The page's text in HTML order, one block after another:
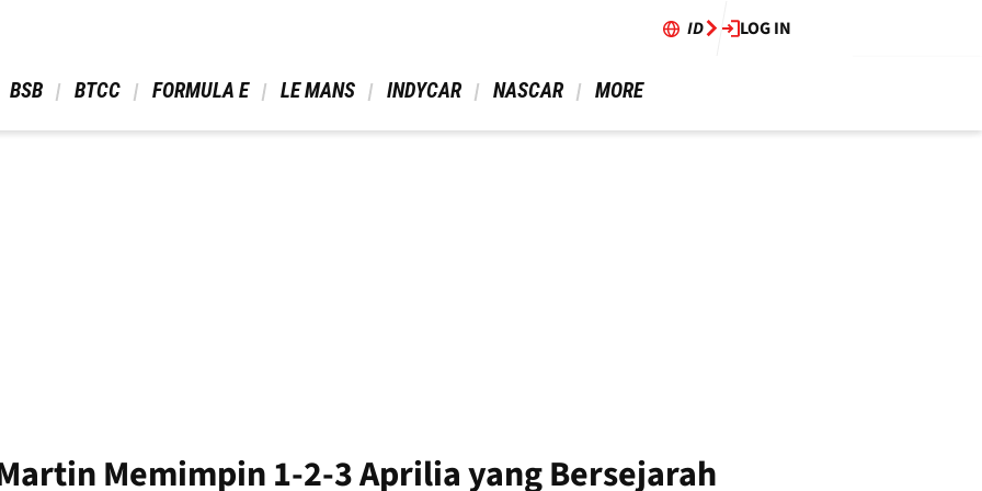
ID LOG IN
BSB BTCC FORMULA E LE MANS INDYCAR NASCAR MORE
Memimpin 1-2-3 Aprilia yang Bersejarah